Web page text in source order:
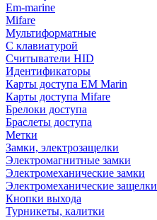
Em-marine
Mifare
Мультиформатные
С клавиатурой
Считыватели HID
Идентификаторы
Карты доступа EM Marin
Карты доступа Mifare
Брелоки доступа
Браслеты доступа
Метки
Замки, электрозащелки
Электромагнитные замки
Электромеханические замки
Электромеханические защелки
Кнопки выхода
Турникеты, калитки